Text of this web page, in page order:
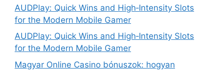
AUDPlay: Quick Wins and High‑Intensity Slots
for the Modern Mobile Gamer
AUDPlay: Quick Wins and High‑Intensity Slots
for the Modern Mobile Gamer
Magyar Online Casino bónuszok: hogyan